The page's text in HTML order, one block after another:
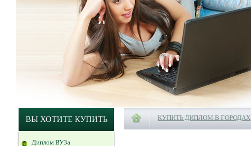
ВЫ ХОТИТЕ КУПИТЬ
Диплом ВУЗа
КУПИТЬ ДИПЛОМ В ГОРОДАХ